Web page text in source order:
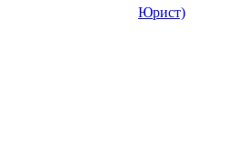
Юрист)